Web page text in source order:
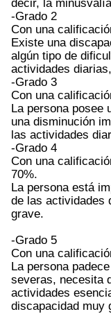
decir, la
-Grado 2
Con una
Existe una
algún tipo de
actividades
-Grado 3
Con una
La persona posee
una disminución
las actividades
-Grado 4
Con una
70%.
La persona está
de las actividades
grave.
-Grado 5
Con una
La persona
severas, necesita
actividades
discapacidad muy